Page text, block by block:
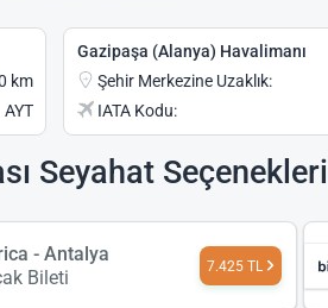
km
AYT
Gazipaşa (Alanya) Havalimanı
Şehir Merkezine Uzaklık:
IATA Kodu:
Seyahat Seçenekleri
- Antalya
Bileti
7.425 TL